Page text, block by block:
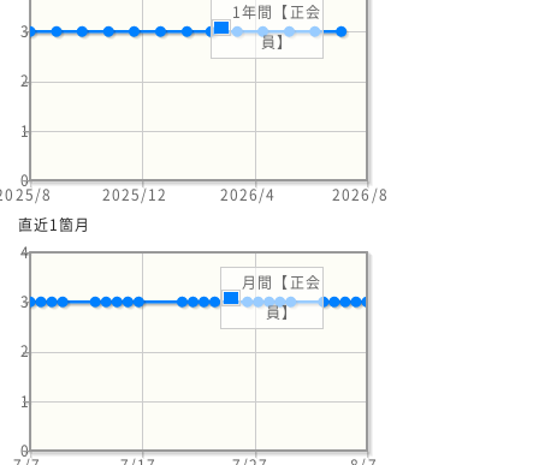
8 2025/12 2026/4 2026/8
0
1
2
3
1年間【正会
員】
直近1箇月
0
1
2
3
4
月間【正会
員】